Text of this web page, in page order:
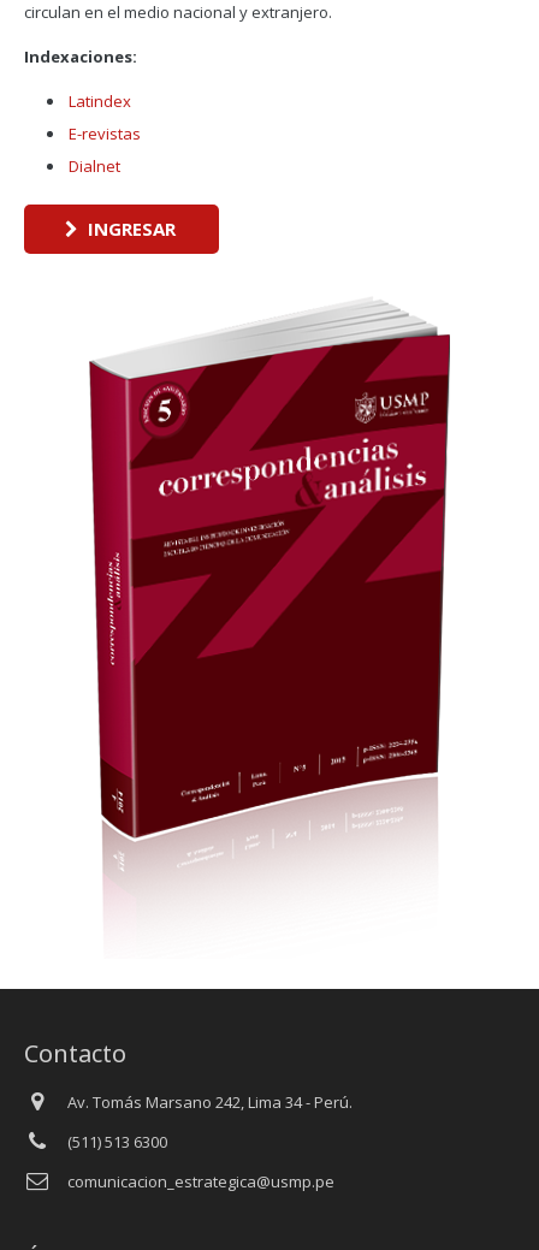
circulan en el medio nacional y extranjero.
Indexaciones:
Latindex
E-revistas
Dialnet
INGRESAR
Contacto
Av. Tomás Marsano 242, Lima 34 - Perú.
(511) 513 6300
comunicacion_estrategica@usmp.pe